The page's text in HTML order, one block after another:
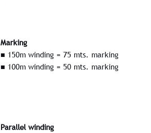
Marking
■ 150m winding = 75 mts. marking
■ 100m winding = 50 mts. marking
Parallel winding